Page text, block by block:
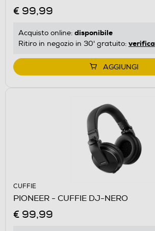
€ 99,99
Acquisto online: disponibile
Ritiro in negozio in 30' gratuito: verifica
AGGIUNGI
CUFFIE
PIONEER - CUFFIE DJ-NERO
€ 99,99